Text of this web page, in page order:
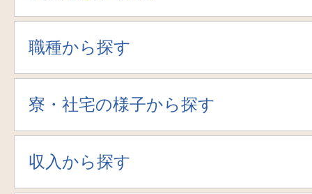
職種から探す
寮・社宅の様子から探す
収入から探す